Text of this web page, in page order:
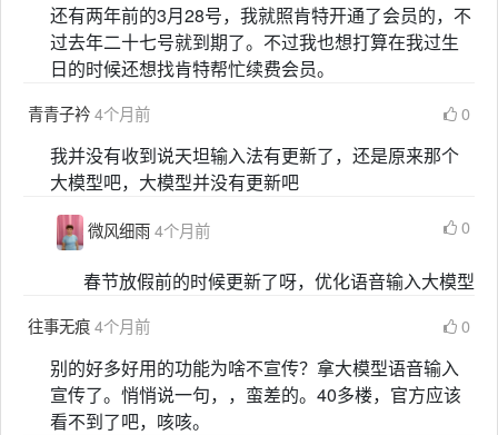
还有两年前的3月28号，我就照肯特开通了会员的，不
过去年二十七号就到期了。不过我也想打算在我过生
日的时候还想找肯特帮忙续费会员。
青青子衿4个月前 0
我并没有收到说天坦输入法有更新了，还是原来那个
大模型吧，大模型并没有更新吧
微风细雨4个月前 0
春节放假前的时候更新了呀，优化语音输入大模型
往事无痕4个月前 0
别的好多好用的功能为啥不宣传？拿大模型语音输入
宣传了。悄悄说一句，，蛮差的。40多楼，官方应该
看不到了吧，咳咳。